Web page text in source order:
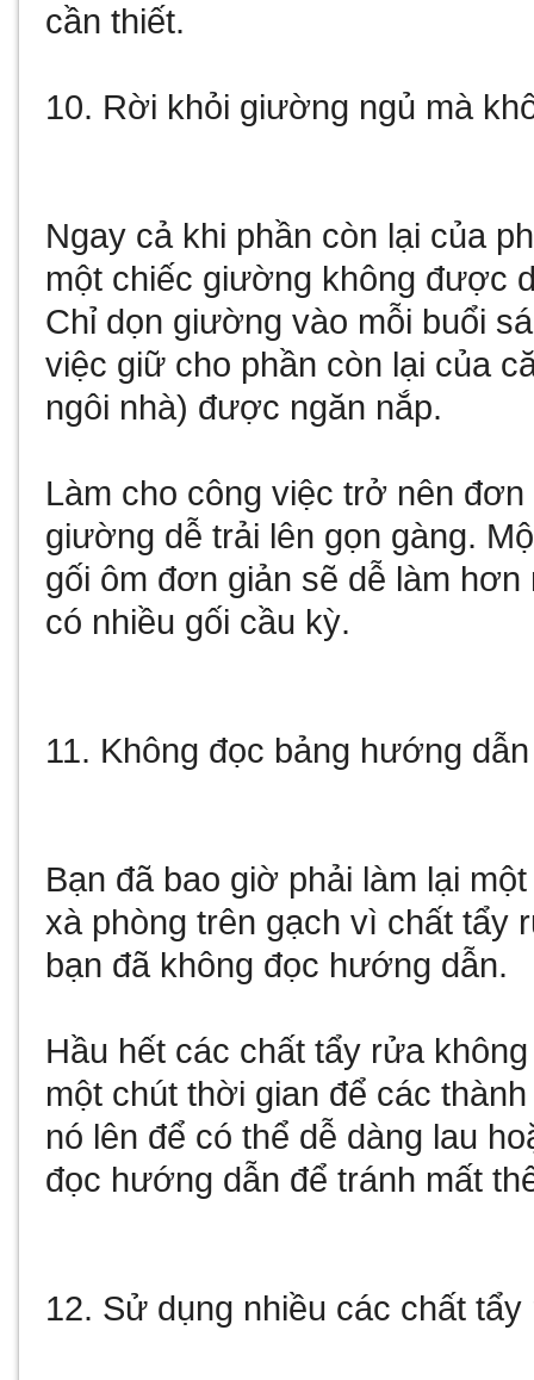
cần thiết.
10. Rời khỏi giường ngủ mà
Ngay cả khi phần còn lại của
một chiếc giường không được
Chỉ dọn giường vào mỗi buổi
việc giữ cho phần còn lại của
ngôi nhà) được ngăn nắp.
Làm cho công việc trở nên
giường dễ trải lên gọn gàng.
gối ôm đơn giản sẽ dễ làm
có nhiều gối cầu kỳ.
11. Không đọc bảng hướng
Bạn đã bao giờ phải làm lại
xà phòng trên gạch vì chất tẩy
bạn đã không đọc hướng dẫn.
Hầu hết các chất tẩy rửa
một chút thời gian để các
nó lên để có thể dễ dàng lau
đọc hướng dẫn để tránh mất
12. Sử dụng nhiều các chất